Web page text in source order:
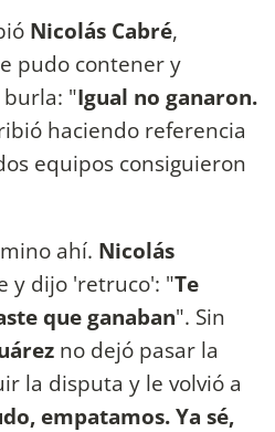
Nicolás Cabré,
pudo contener y
"Igual no ganaron.
haciendo referencia
equipos consiguieron
ahí. Nicolás
y dijo 'retruco': "Te
que ganaban". Sin
no dejó pasar la
la disputa y le volvió a
empatamos. Ya sé,